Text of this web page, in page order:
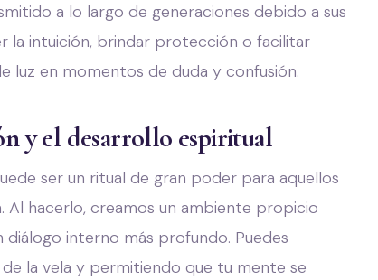
a lo largo de generaciones debido a sus
la intuición, brindar protección o facilitar
luz en momentos de duda y confusión.
y el desarrollo espiritual
ser un ritual de gran poder para aquellos
hacerlo, creamos un ambiente propicio
interno más profundo. Puedes
la vela y permitiendo que tu mente se